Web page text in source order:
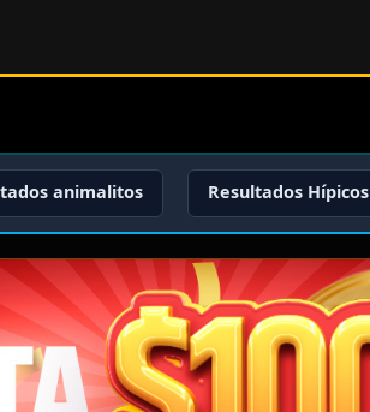
animalitos Resultados Hípicos